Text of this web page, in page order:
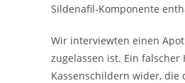
Sildenafil‑Komponente
Wir interviewten einen
zugelassen ist. Ein
Kassenschildern wider,